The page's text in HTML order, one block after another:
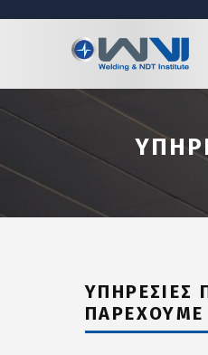
ΥΠΗΡΕΣΊΕΣ
ΠΑΡΈΧΟΥΜΕ